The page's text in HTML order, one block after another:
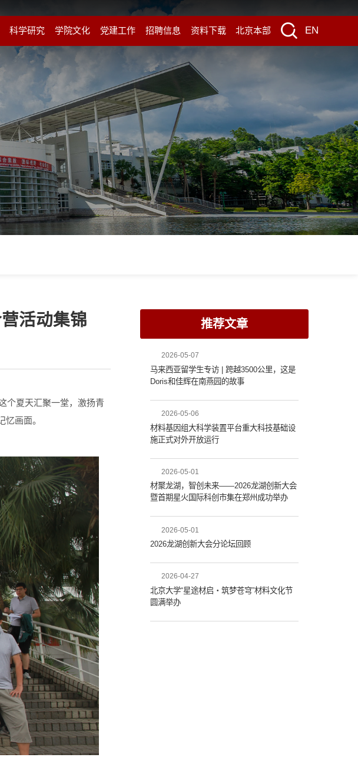
科学研究 学院文化 党建工作 招聘信息 资料下载 北京本部 EN
活动集锦
个夏天汇聚一堂，激扬青
画面。
推荐文章
2026-05-07
马来西亚留学生专访 | 跨越3500公里，这是
Doris和佳辉在南燕园的故事
2026-05-06
材料基因组大科学装置平台重大科技基础设
施正式对外开放运行
2026-05-01
材聚龙湖，智创未来——2026龙湖创新大会
暨首期星火国际科创市集在郑州成功举办
2026-05-01
2026龙湖创新大会分论坛回顾
2026-04-27
北京大学“星途材启・筑梦苍穹”材料文化节
圆满举办